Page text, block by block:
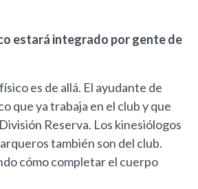
estará integrado por gente de
es de allá. El ayudante de
que ya trabaja en el club y que
Reserva. Los kinesiólogos
también son del club.
cómo completar el cuerpo